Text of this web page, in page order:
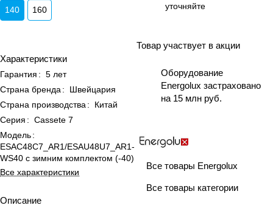
140 160
Характеристики
Гарантия : 5 лет
Страна бренда :
Швейцария
Страна производства :
Китай
Серия : Cassete 7
Модель:
ESAC48C7_AR1/ESAU48U7_AR1-
WS40 с зимним комплектом (-40)
Все характеристики
Описание
уточняйте
Товар участвует в акции
Оборудование
Energolux застраховано
на 15 млн руб.
Все товары Energolux
Все товары категории